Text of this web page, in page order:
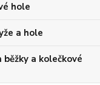
hole
a hole
běžky a kolečkové